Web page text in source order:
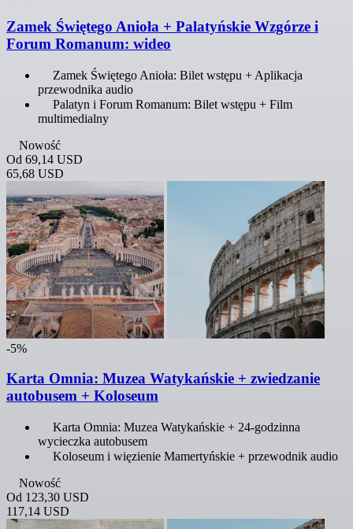
Zamek Świętego Anioła + Palatyńskie Wzgórze i
Forum Romanum: wideo
Zamek Świętego Anioła: Bilet wstępu + Aplikacja
przewodnika audio
Palatyn i Forum Romanum: Bilet wstępu + Film
multimedialny
Nowość
Od 69,14 USD
65,68 USD
-5%
Karta Omnia: Muzea Watykańskie + zwiedzanie
autobusem + Koloseum
Karta Omnia: Muzea Watykańskie + 24-godzinna
wycieczka autobusem
Koloseum i więzienie Mamertyńskie + przewodnik audio
Nowość
Od 123,30 USD
117,14 USD